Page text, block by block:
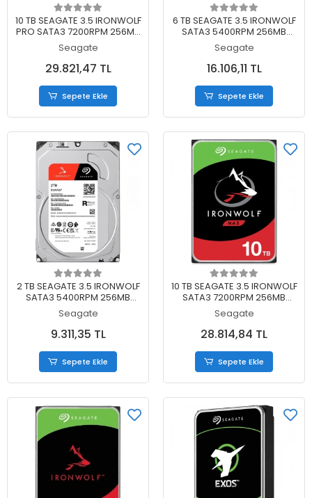
Sepete Ekle
10 TB SEAGATE 3.5 IRONWOLF
PRO SATA3 7200RPM 256MB
ST10000NT001 (5 YIL RESMI
DIST GARANTILI)
Seagate
29.821,47 TL
Sepete Ekle
Sepete Ekle
6 TB SEAGATE 3.5 IRONWOLF
SATA3 5400RPM 256MB
ST6000VN006 (3 YIL RESMI
DIST GARANTILI)
Seagate
16.106,11 TL
Sepete Ekle
Sepete Ekle
2 TB SEAGATE 3.5 IRONWOLF
SATA3 5400RPM 256MB
ST2000VN003 (3 YIL RESMI
DIST GARANTILI)
Seagate
9.311,35 TL
Sepete Ekle
Sepete Ekle
10 TB SEAGATE 3.5 IRONWOLF
SATA3 7200RPM 256MB
ST10000VN000 (3 YIL RESMI
DIST GARANTILI)
Seagate
28.814,84 TL
Sepete Ekle